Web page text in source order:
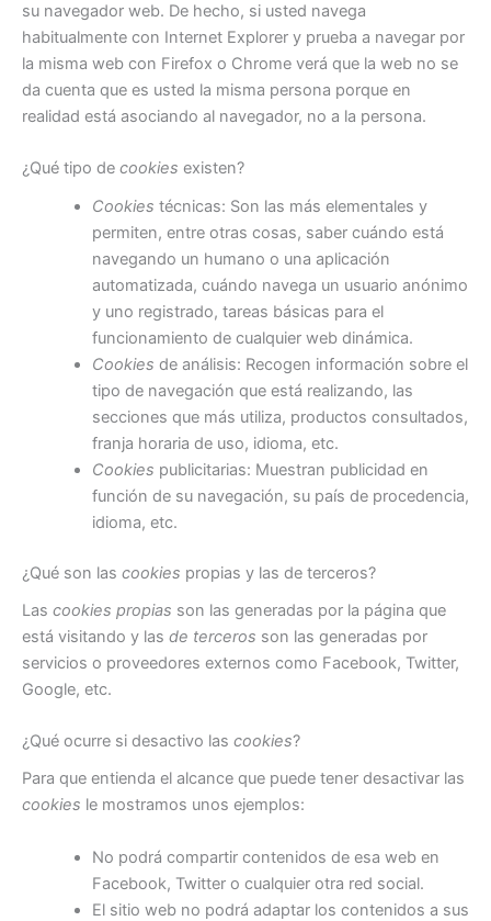
su navegador web. De hecho, si usted navega
habitualmente con Internet Explorer y prueba a navegar por
la misma web con Firefox o Chrome verá que la web no se
da cuenta que es usted la misma persona porque en
realidad está asociando al navegador, no a la persona.
¿Qué tipo de cookies existen?
Cookies técnicas: Son las más elementales y
permiten, entre otras cosas, saber cuándo está
navegando un humano o una aplicación
automatizada, cuándo navega un usuario anónimo
y uno registrado, tareas básicas para el
funcionamiento de cualquier web dinámica.
Cookies de análisis: Recogen información sobre el
tipo de navegación que está realizando, las
secciones que más utiliza, productos consultados,
franja horaria de uso, idioma, etc.
Cookies publicitarias: Muestran publicidad en
función de su navegación, su país de procedencia,
idioma, etc.
¿Qué son las cookies propias y las de terceros?
Las cookies propias son las generadas por la página que
está visitando y las de terceros son las generadas por
servicios o proveedores externos como Facebook, Twitter,
Google, etc.
¿Qué ocurre si desactivo las cookies?
Para que entienda el alcance que puede tener desactivar las
cookies le mostramos unos ejemplos:
No podrá compartir contenidos de esa web en
Facebook, Twitter o cualquier otra red social.
El sitio web no podrá adaptar los contenidos a sus